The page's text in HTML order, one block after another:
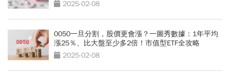
2025-02-08
0050一旦分割，股價更會漲？一圖秀數據：1年平均
漲25％、比大盤至少多2倍！市值型ETF全攻略
2025-02-08